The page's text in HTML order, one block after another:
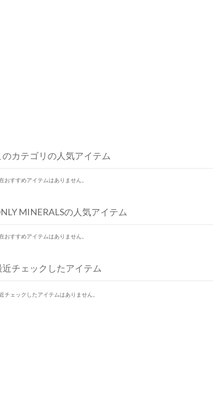
のカテゴリの人気アイテム
おすすめアイテムはありません。
MINERALSの人気アイテム
おすすめアイテムはありません。
近チェックしたアイテム
チェックしたアイテムはありません。